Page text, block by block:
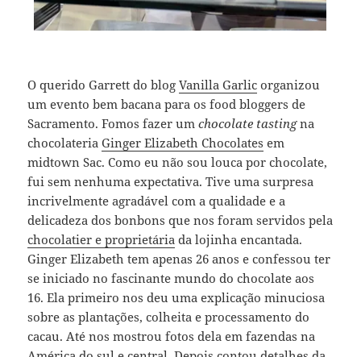
O querido Garrett do blogVanilla Garlic organizou
um evento bem bacana para os food bloggers de
Sacramento. Fomos fazer umchocolate tastingna
chocolateriaGinger Elizabeth Chocolates em
midtown Sac. Como eu não sou louca por chocolate,
fui sem nenhuma expectativa. Tive uma surpresa
incrivelmente agradável com a qualidade e a
delicadeza dos bonbons que nos foram servidos pela
chocolatier e proprietária da lojinha encantada.
Ginger Elizabeth tem apenas 26 anos e confessou ter
se iniciado no fascinante mundo do chocolate aos
16. Ela primeiro nos deu uma explicação minuciosa
sobre as plantações, colheita e processamento do
cacau. Até nos mostrou fotos dela em fazendas na